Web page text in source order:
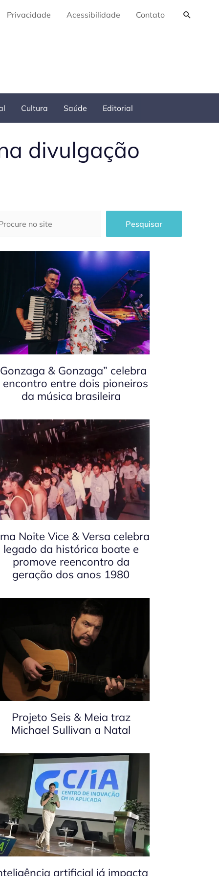
Privacidade Acessibilidade Contato
Cultura Saúde Editorial
divulgação
Pesquisar
& Gonzaga” celebra
encontro entre dois pioneiros
da música brasileira
Noite Vice & Versa celebra
legado da histórica boate e
promove reencontro da
geração dos anos 1980
Projeto Seis & Meia traz
Michael Sullivan a Natal
artificial já impacta